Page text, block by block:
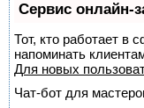
Сервис онлайн-
Тот, кто работает в
напоминать
Для новых
Чат-бот для